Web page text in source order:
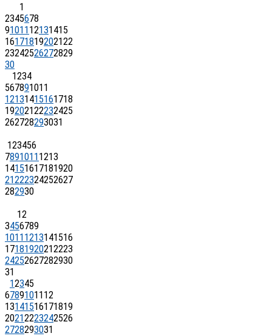
1
2345678
9101112131415
16171819202122
23242526272829
30
1234
567891011
12131415161718
19202122232425
262728293031
123456
78910111213
14151617181920
21222324252627
282930
12
3456789
10111213141516
17181920212223
24252627282930
31
12345
6789101112
13141516171819
20212223242526
2728293031